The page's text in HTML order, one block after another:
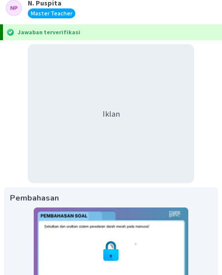
N. Puspita
Master Teacher
Jawaban terverifikasi
Iklan
Pembahasan